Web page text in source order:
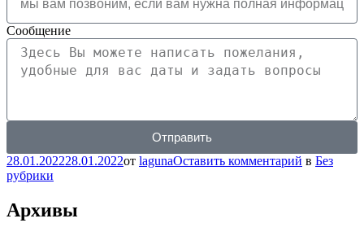
Сообщение
Отправить
28.01.202228.01.2022от lagunaОставить комментарий в Без
рубрики
Архивы